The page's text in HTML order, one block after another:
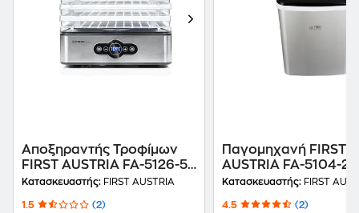
Αποξηραντής Τροφίμων
FIRST AUSTRIA FA-5126-5
240 W Ασημί
Κατασκευαστής: FIRST AUSTRIA
1.5 (2)
Παγoμηχανή FIRST
AUSTRIA FA-5104-2
Ασημί
Κατασκευαστής: FIRST
4.5 (2)